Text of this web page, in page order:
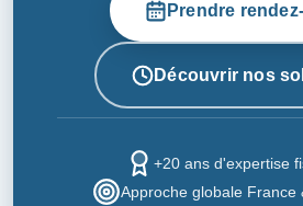
Prendre
Découvrir nos
+20 ans d'expertise
Approche globale France